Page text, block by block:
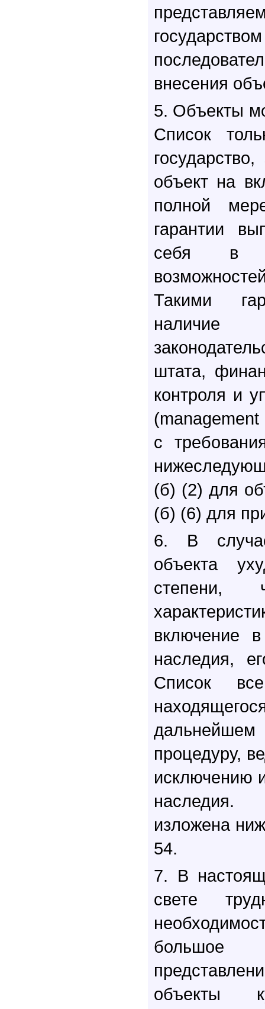
внесения
5. Объекты
Список
объект на
полной
гарантии
себя в
Такими
наличие
штата,
контроля и
(management
с
(б) (2) для
(б) (6) для
6. В
объекта
включение
наследия,
Список
процедуру,
исключению
изложена
54.
7. В
свете
объекты